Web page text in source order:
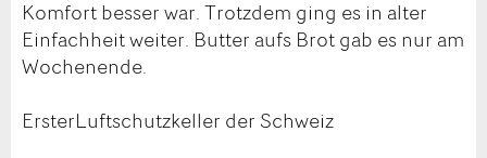
Komfort besser war. Trotzdem ging es in alter
Einfachheit weiter. Butter aufs Brot gab es nur am
Wochenende.
ErsterLuftschutzkeller der Schweiz